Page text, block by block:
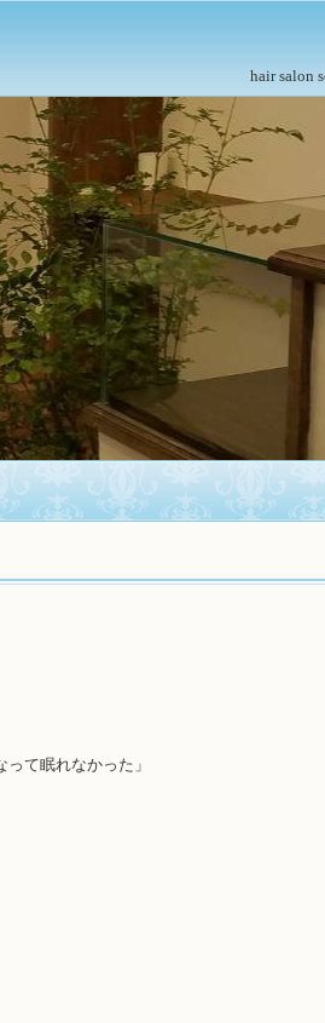
hair salon
て眠れなかった」